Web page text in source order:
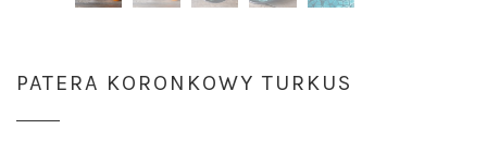
PATERA KORONKOWY TURKUS